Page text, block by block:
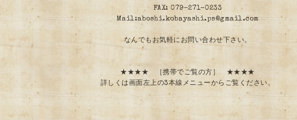
FAX: 079-271-0233
Mail:aboshi.kobayashi.ps@gmail.com
なんでもお気軽にお問い合わせ下さい。
★★★★ ［携帯でご覧の方］ ★★★★
詳しくは画面左上の3本線メニューからご覧ください。